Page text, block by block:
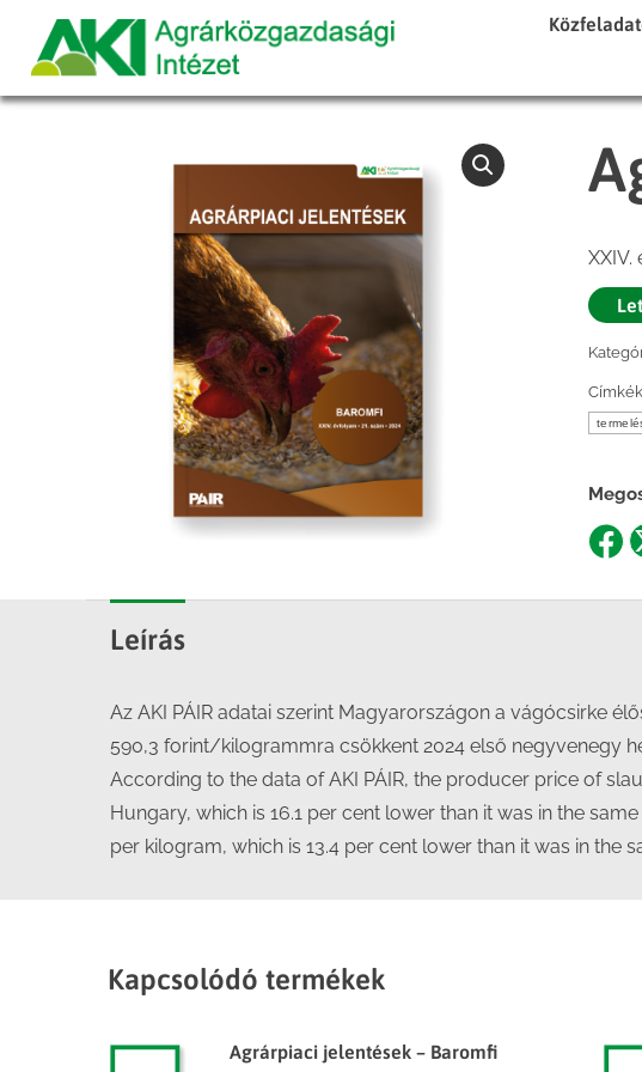
XXIV.
Leírás
Az AKI PÁIR adatai szerint Magyarországon a vágócsirke
590,3 forint/kilogrammra csökkent 2024 első negyvenegy
According to the data of AKI PÁIR, the producer price of
Hungary, which is 16.1 per cent lower than it was in the
per kilogram, which is 13.4 per cent lower than it was in the
Kapcsolódó termékek
Agrárpiaci jelentések – Baromfi